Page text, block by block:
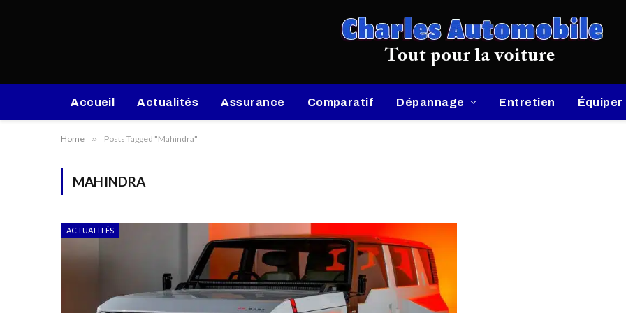
Accueil Actualités Assurance Comparatif Dépannage Entretien Équiper
Home » Posts Tagged "Mahindra"
MAHINDRA
ACTUALITÉS